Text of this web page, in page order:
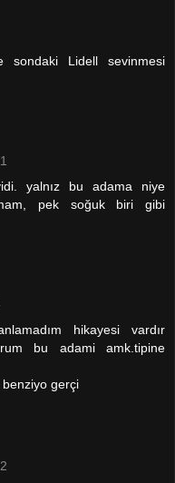
sondaki Lidell sevinmesi
yalnız bu adama niye
pek soğuk biri gibi
hikayesi vardır
bu adami amk.tipine
gerçi